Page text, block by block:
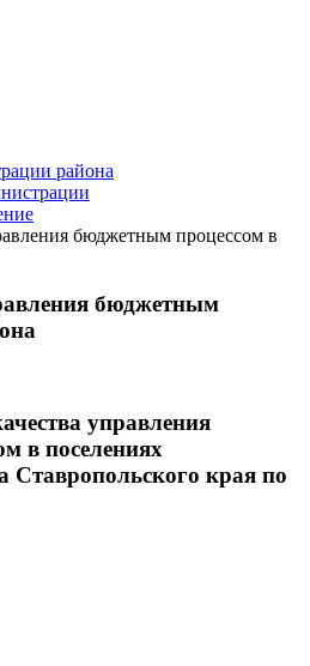
района
бюджетным процессом в
бюджетным
управления
в поселениях
Ставропольского края по